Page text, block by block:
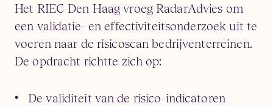
Het RIEC Den Haag vroeg RadarAdvies om
een validatie- en effectiviteitsonderzoek uit te
voeren naar de risicoscan bedrijventerreinen.
De opdracht richtte zich op:
De validiteit van de risico-indicatoren